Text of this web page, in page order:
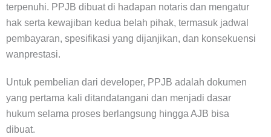
terpenuhi. PPJB dibuat di hadapan notaris dan mengatur
hak serta kewajiban kedua belah pihak, termasuk jadwal
pembayaran, spesifikasi yang dijanjikan, dan konsekuensi
wanprestasi.
Untuk pembelian dari developer, PPJB adalah dokumen
yang pertama kali ditandatangani dan menjadi dasar
hukum selama proses berlangsung hingga AJB bisa
dibuat.